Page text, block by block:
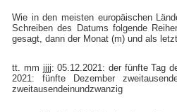
Wie in den meisten europäischen
Schreiben des Datums folgende
gesagt, dann der Monat (m) und als
tt. mm jjjj: 05.12.2021: der fünfte Tag
2021: fünfte Dezember
zweitausendeinundzwanzig